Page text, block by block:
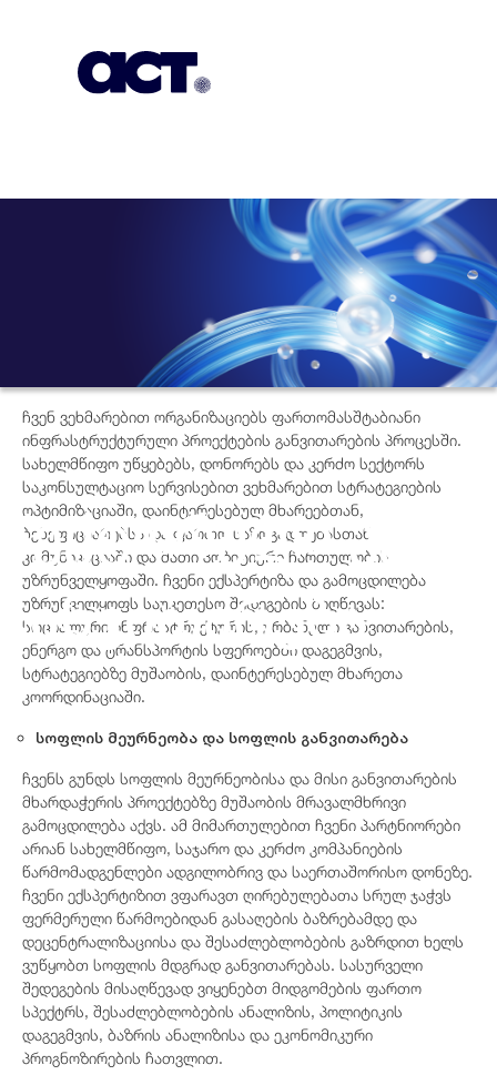
სექტორული
განვითარება
ჩვენ ვეხმარებით ორგანიზაციებს ფართომასშტაბიანი
ინფრასტრუქტურული პროექტების განვითარების პროცესში.
სახელმწიფო უწყებებს, დონორებს და კერძო სექტორს
საკონსულტაციო სერვისებით ვეხმარებით სტრატეგიების
ოპტიმიზაციაში, დაინტერესებულ მხარეებთან,
ბენეფიციარებსა და ფართო საზოგადოებასთან
კომუნიკაციაში და მათი პოზიტიური ჩართულობის
უზრუნველყოფაში. ჩვენი ექსპერტიზა და გამოცდილება
უზრუნველყოფს საუკეთესო შედეგების მიღწევას:
სოციალური ინფრასტრუქტურის, ურბანული განვითარების,
ენერგო და ტრანსპორტის სფეროებში დაგეგმვის,
სტრატეგიებზე მუშაობის, დაინტერესებულ მხარეთა
კოორდინაციაში.
სოფლის მეურნეობა და სოფლის განვითარება
ჩვენს გუნდს სოფლის მეურნეობისა და მისი განვითარების
მხარდაჭერის პროექტებზე მუშაობის მრავალმხრივი
გამოცდილება აქვს. ამ მიმართულებით ჩვენი პარტნიორები
არიან სახელმწიფო, საჯარო და კერძო კომპანიების
წარმომადგენლები ადგილობრივ და საერთაშორისო დონეზე.
ჩვენი ექსპერტიზით ვფარავთ ღირებულებათა სრულ ჯაჭვს
ფერმერული წარმოებიდან გასაღების ბაზრებამდე და
დეცენტრალიზაციისა და შესაძლებლობების გაზრდით ხელს
ვუწყობთ სოფლის მდგრად განვითარებას. სასურველი
შედეგების მისაღწევად ვიყენებთ მიდგომების ფართო
სპექტრს, შესაძლებლობების ანალიზის, პოლიტიკის
დაგეგმვის, ბაზრის ანალიზისა და ეკონომიკური
პროგნოზირების ჩათვლით.